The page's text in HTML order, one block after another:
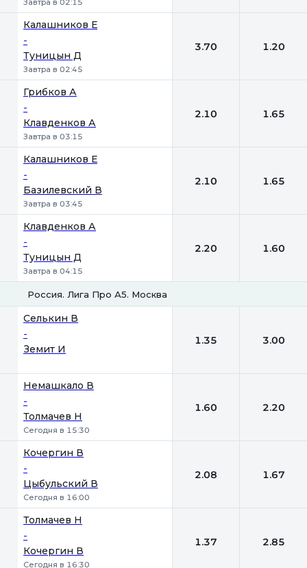
Завтра в 02:15
Калашников Е
-
Туницын Д
Завтра в 02:45
3.70 1.20
Грибков А
-
Клавденков А
Завтра в 03:15
2.10 1.65
Калашников Е
-
Базилевский В
Завтра в 03:45
2.10 1.65
Клавденков А
-
Туницын Д
Завтра в 04:15
2.20 1.60
Россия. Лига Про А5. Москва
Селькин В
-
Земит И
1.35 3.00
Немашкало В
-
Толмачев Н
Сегодня в 15:30
1.60 2.20
Кочергин В
-
Цыбульский В
Сегодня в 16:00
2.08 1.67
Толмачев Н
-
Кочергин В
Сегодня в 16:30
1.37 2.85